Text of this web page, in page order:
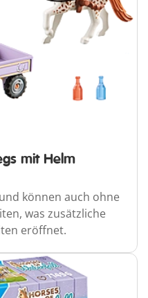
mit Helm
können auch ohne
was zusätzliche
eröffnet.